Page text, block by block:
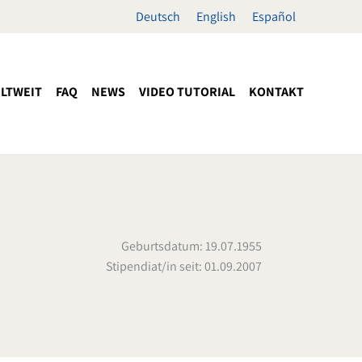
Deutsch English Español
FAQ NEWS VIDEO TUTORIAL KONTAKT
Geburtsdatum: 19.07.1955
Stipendiat/in seit: 01.09.2007